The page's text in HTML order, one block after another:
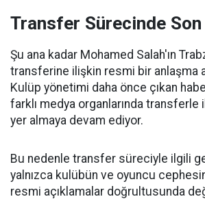
Transfer Sürecinde Son
Şu ana kadar Mohamed Salah'ın
transferine ilişkin resmi bir anlaşma
Kulüp yönetimi daha önce çıkan
farklı medya organlarında transferle
yer almaya devam ediyor.
Bu nedenle transfer süreciyle ilgili
yalnızca kulübün ve oyuncu
resmi açıklamalar doğrultusunda